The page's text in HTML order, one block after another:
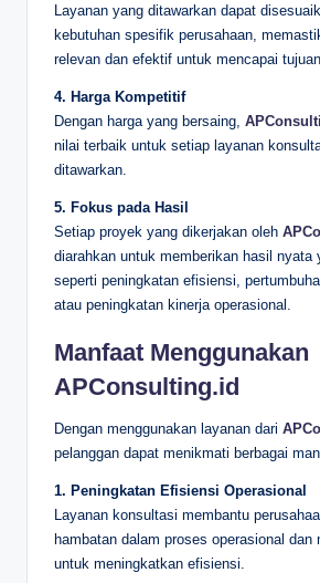
Layanan yang ditawarkan dapat
kebutuhan spesifik perusahaan,
relevan dan efektif untuk mencapai
4. Harga Kompetitif
Dengan harga yang bersaing,
nilai terbaik untuk setiap layanan
ditawarkan.
5. Fokus pada Hasil
Setiap proyek yang dikerjakan oleh
diarahkan untuk memberikan hasil nyata
seperti peningkatan efisiensi,
atau peningkatan kinerja operasional.
Manfaat Menggunakan
APConsulting.id
Dengan menggunakan layanan dari
pelanggan dapat menikmati berbagai
1. Peningkatan Efisiensi Operasional
Layanan konsultasi membantu
hambatan dalam proses operasional dan
untuk meningkatkan efisiensi.